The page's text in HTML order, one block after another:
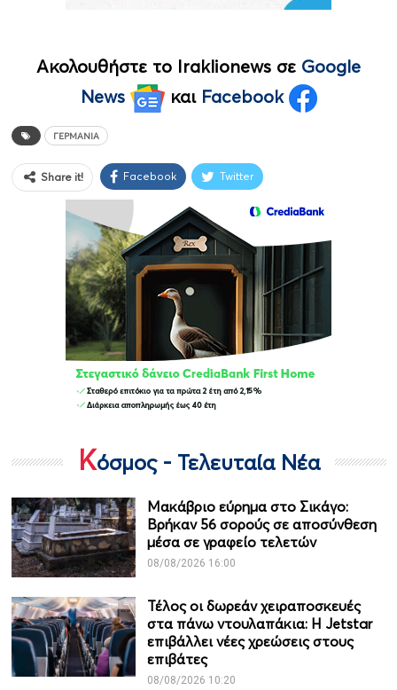
Ακολουθήστε το Iraklionews σε Google
News
και Facebook
ΓΕΡΜΑΝΊΑ
Share it! Facebook Twitter
Κόσμος - Τελευταία Νέα
Μακάβριο εύρημα στο Σικάγο:
Βρήκαν 56 σορούς σε αποσύνθεση
μέσα σε γραφείο τελετών
08/08/2026 16:00
Τέλος οι δωρεάν χειραποσκευές
στα πάνω ντουλαπάκια: Η Jetstar
επιβάλλει νέες χρεώσεις στους
επιβάτες
08/08/2026 10:20